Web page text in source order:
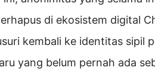
di ekosistem digital
kembali ke identitas sipil
yang belum pernah ada